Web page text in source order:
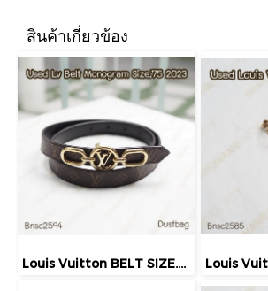
สินค้าเกี่ยวข้อง
Louis Vuitton BELT SIZE.75 MONOGRAM 2023